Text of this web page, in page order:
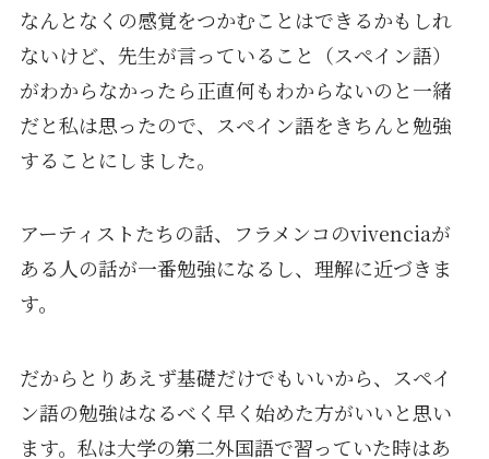
なんとなくの感覚をつかむことはできるかもしれ
ないけど、先生が言っていること（スペイン語）
がわからなかったら正直何もわからないのと一緒
だと私は思ったので、スペイン語をきちんと勉強
することにしました。
アーティストたちの話、フラメンコのvivenciaが
ある人の話が一番勉強になるし、理解に近づきま
す。
だからとりあえず基礎だけでもいいから、スペイ
ン語の勉強はなるべく早く始めた方がいいと思い
ます。私は大学の第二外国語で習っていた時はあ